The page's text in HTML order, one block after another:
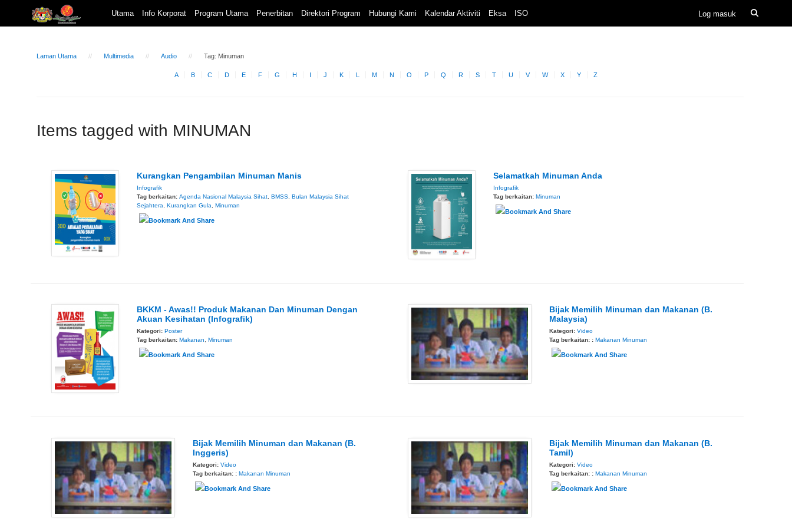
Utama Info Korporat Program Utama Penerbitan Direktori Program Hubungi Kami Kalendar Aktiviti Eksa ISO
Laman Utama Multimedia Audio Tag: Minuman
A B C D E F G H I J K L M N O P Q R S T U V W X Y Z
Items tagged with MINUMAN
Kurangkan Pengambilan Minuman Manis
Infografik
Tag berkaitan: Agenda Nasional Malaysia Sihat BMSS Bulan Malaysia Sihat
Sejahtera
Kurangkan Gula Minuman
Selamatkah Minuman Anda
Infografik
Tag berkaitan: Minuman
BKKM - Awas!! Produk Makanan Dan Minuman Dengan
Akuan Kesihatan (Infografik)
Kategori: Poster
Tag berkaitan: Makanan Minuman
Bijak Memilih Minuman dan Makanan (B.
Malaysia)
Kategori: Video
Tag berkaitan: : Makanan Minuman
Bijak Memilih Minuman dan Makanan (B.
Inggeris)
Kategori: Video
Tag berkaitan: : Makanan Minuman
Bijak Memilih Minuman dan Makanan (B.
Tamil)
Kategori: Video
Tag berkaitan: : Makanan Minuman